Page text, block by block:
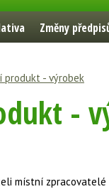
Změny
produkt - výrobek
-
místní zpracovatelé